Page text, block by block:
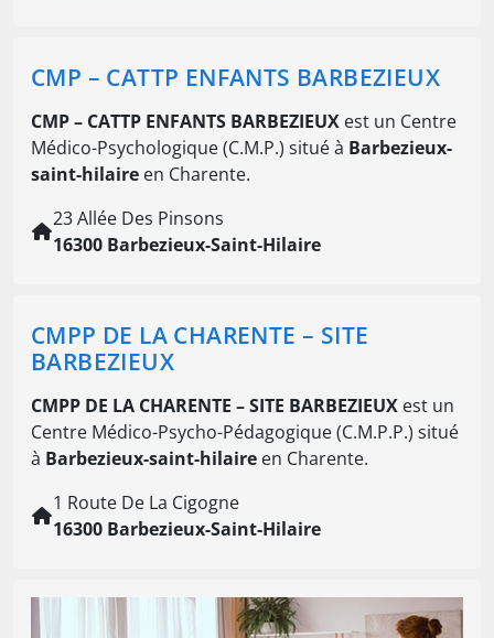
CMP – CATTP ENFANTS BARBEZIEUX
CMP – CATTP ENFANTS BARBEZIEUX est un Centre
Médico-Psychologique (C.M.P.) situé à Barbezieux-
saint-hilaire en Charente.
23 Allée Des Pinsons
16300 Barbezieux-Saint-Hilaire
CMPP DE LA CHARENTE – SITE
BARBEZIEUX
CMPP DE LA CHARENTE – SITE BARBEZIEUX est un
Centre Médico-Psycho-Pédagogique (C.M.P.P.) situé
à Barbezieux-saint-hilaire en Charente.
1 Route De La Cigogne
16300 Barbezieux-Saint-Hilaire